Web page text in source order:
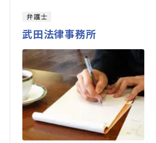
弁護士
武田法律事務所